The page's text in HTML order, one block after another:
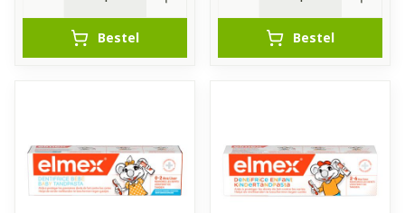
Bestel Bestel